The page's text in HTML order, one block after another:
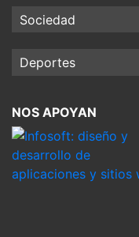
Sociedad
Deportes
NOS APOYAN